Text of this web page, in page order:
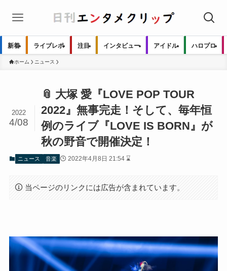
新着 ライブレポ 注目 インタビュー アイドル ハロプロ
ホーム ニュース
📎 大塚 愛『LOVE POP TOUR
2022』無事完走！そして、毎年恒
例のライブ『LOVE IS BORN』が
秋の野音で開催決定！
2022
4/08
ニュース 音楽 2022年4月8日 21:54 ⌛
当ページのリンクには広告が含まれています。